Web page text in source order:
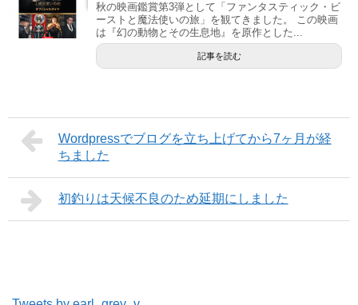
秋の映画鑑賞第3弾として「ファンタスティック・ビ
ーストと魔法使いの旅」を観てきました。 この映画
は『幻の動物とその生息地』を原作とした...
記事を読む
Wordpressでブログを立ち上げてから7ヶ月が経
ちました
初釣りは天候不良のため延期にしました